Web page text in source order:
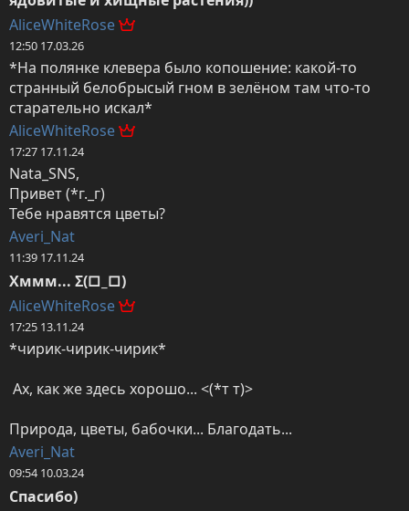
AliceWhiteRose
12:50 17.03.26
*На полянке клевера было копошение: какой-то
странный белобрысый гном в зелёном там что-то
старательно искал*
AliceWhiteRose
17:27 17.11.24
Nata_SNS,
Привет (*г._г)
Тебе нравятся цветы?
Averi_Nat
11:39 17.11.24
Хммм... Σ(□_□)
AliceWhiteRose
17:25 13.11.24
*чирик-чирик-чирик*
Природа, цветы, бабочки... Благодать...
Averi_Nat
09:54 10.03.24
Спасибо)